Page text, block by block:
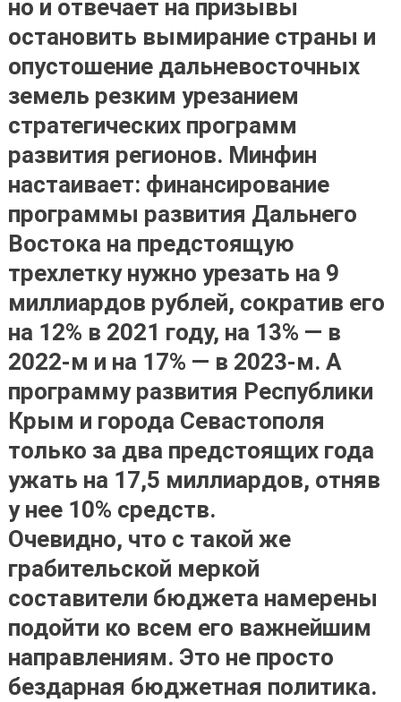
но и отвечает на призывы
остановить вымирание страны и
опустошение дальневосточных
земель резким урезанием
стратегических программ
развития регионов. Минфин
настаивает: финансирование
программы развития Дальнего
Востока на предстоящую
трехлетку нужно урезать на 9
миллиардов рублей, сократив его
на 12% в 2021 году, на 13% — в
2022-м и на 17% — в 2023-м. А
программу развития Республики
Крым и города Севастополя
только за два предстоящих года
ужать на 17,5 миллиардов, отняв
у нее 10% средств.
Очевидно, что с такой же
грабительской меркой
составители бюджета намерены
подойти ко всем его важнейшим
направлениям. Это не просто
бездарная бюджетная политика.